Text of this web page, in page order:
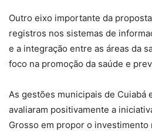
Outro eixo importante da
registros nos sistemas de
e a integração entre as áreas da
foco na promoção da saúde e
As gestões municipais de Cuiabá
avaliaram positivamente a
Grosso em propor o investimento